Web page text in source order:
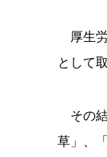
厚生
として
その
草」、